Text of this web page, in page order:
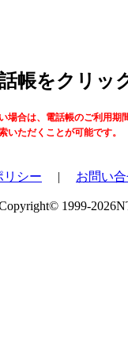
帳をクリッ
場合は、電話帳のご利用期
いただくことが可能です。
リシー | お問い
1999-